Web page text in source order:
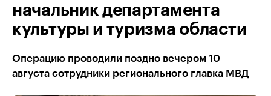
начальник департамента
культуры и туризма области
Операцию проводили поздно вечером 10
августа сотрудники регионального главка МВД